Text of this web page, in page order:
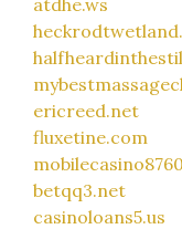
ericreed.net
fluxetine.com
betqq3.net
casinoloans5.us